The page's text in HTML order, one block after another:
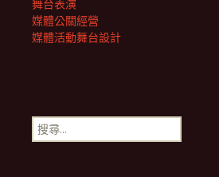
舞台表演
媒體公關經營
媒體活動舞台設計
搜
尋